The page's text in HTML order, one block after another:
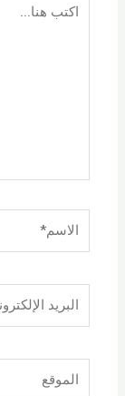
هنا...
الإلكتروني*